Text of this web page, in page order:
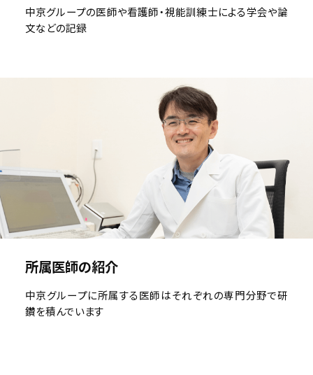
中京グループの医師や看護師・視能訓練士による学会や論
文などの記録
所属医師の紹介
中京グループに所属する医師はそれぞれの専門分野で研
鑽を積んでいます